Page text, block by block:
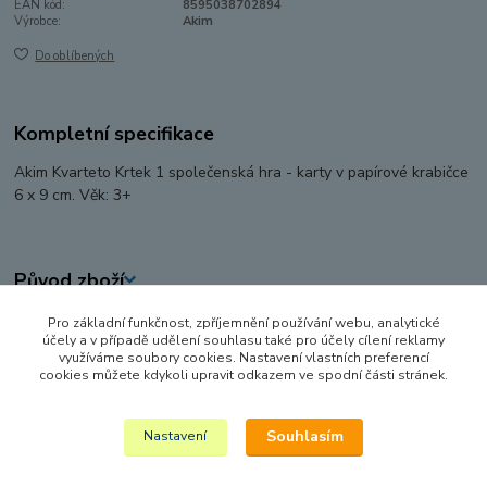
EAN kód:
8595038702894
Výrobce:
Akim
Do oblíbených
Kompletní specifikace
Akim Kvarteto Krtek 1 společenská hra - karty v papírové krabičce
6 x 9 cm. Věk: 3+
Původ zboží
Zboží zařazeno v kategoriích
HRY A HLAVOLAMY
Pro základní funkčnost, zpříjemnění používání webu, analytické
účely a v případě udělení souhlasu také pro účely cílení reklamy
využíváme soubory cookies. Nastavení vlastních preferencí
cookies můžete kdykoli upravit odkazem ve spodní části stránek.
Nastavení Souhlasím